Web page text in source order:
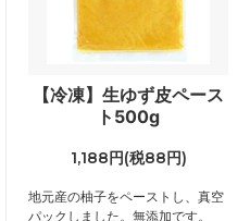
【冷凍】生ゆず皮ペース
ト500g
1,188円(税88円)
地元産の柚子をペーストし、真空
パックしました。無添加です。